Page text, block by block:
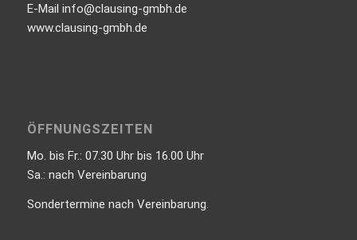
E-Mail info@clausing-gmbh.de
www.clausing-gmbh.de
ÖFFNUNGSZEITEN
Mo. bis Fr.: 07.30 Uhr bis 16.00 Uhr
Sa.: nach Vereinbarung
Sondertermine nach Vereinbarung.